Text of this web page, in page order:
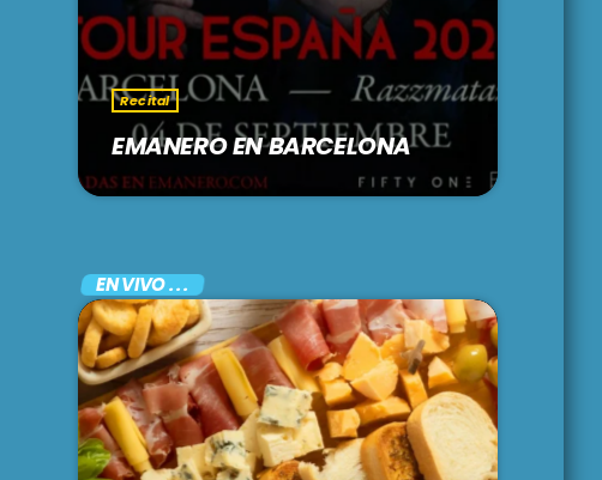
Recital
EMANERO EN BARCELONA
EN VIVO . . .